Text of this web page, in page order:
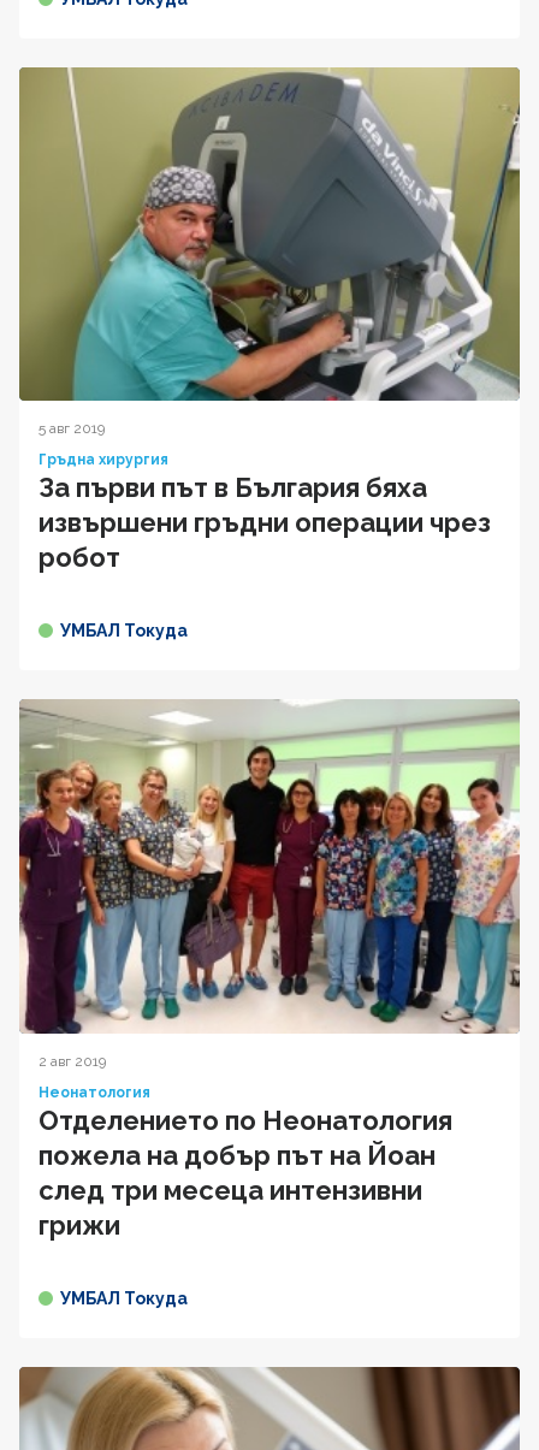
5 авг 2019
Гръдна хирургия
За първи път в България бяха
извършени гръдни операции чрез
робот
УМБАЛ Токуда
2 авг 2019
Неонатология
Отделението по Неонатология
пожела на добър път на Йоан
след три месеца интензивни
грижи
УМБАЛ Токуда